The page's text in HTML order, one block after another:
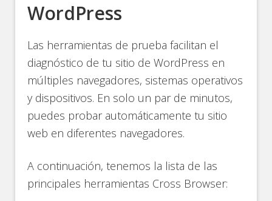
WordPress
Las herramientas de prueba facilitan el
diagnóstico de tu sitio de WordPress en
múltiples navegadores, sistemas operativos
y dispositivos. En solo un par de minutos,
puedes probar automáticamente tu sitio
web en diferentes navegadores.
A continuación, tenemos la lista de las
principales herramientas Cross Browser: